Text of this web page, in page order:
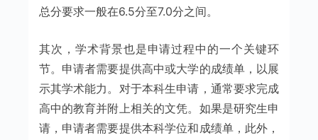
总分要求一般在6.5分至7.0分之间。
其次，学术背景也是申请过程中的一个关键环
节。申请者需要提供高中或大学的成绩单，以展
示其学术能力。对于本科生申请，通常要求完成
高中的教育并附上相关的文凭。如果是研究生申
请，申请者需要提供本科学位和成绩单，此外，